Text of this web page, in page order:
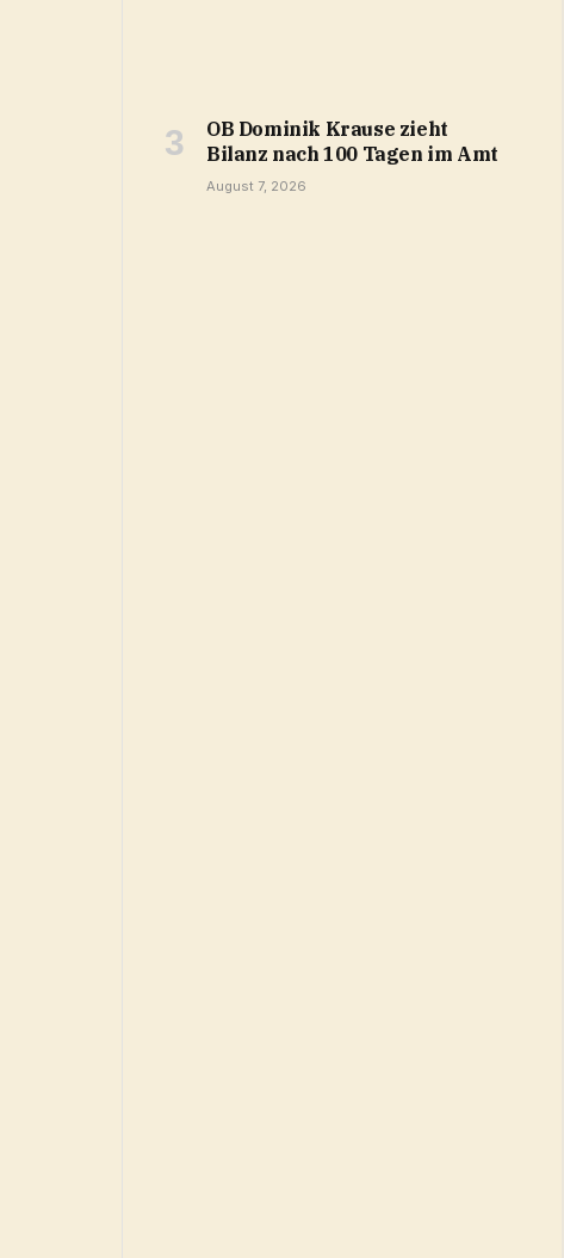
OB Dominik Krause zieht
Bilanz nach 100 Tagen im Amt
August 7, 2026